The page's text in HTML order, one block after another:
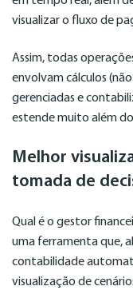
visualizar o fluxo de
Assim, todas
envolvam cálculos
gerenciadas e
estende muito além
Melhor
tomada de
Qual é o gestor
uma ferramenta que,
contabilidade
visualização de